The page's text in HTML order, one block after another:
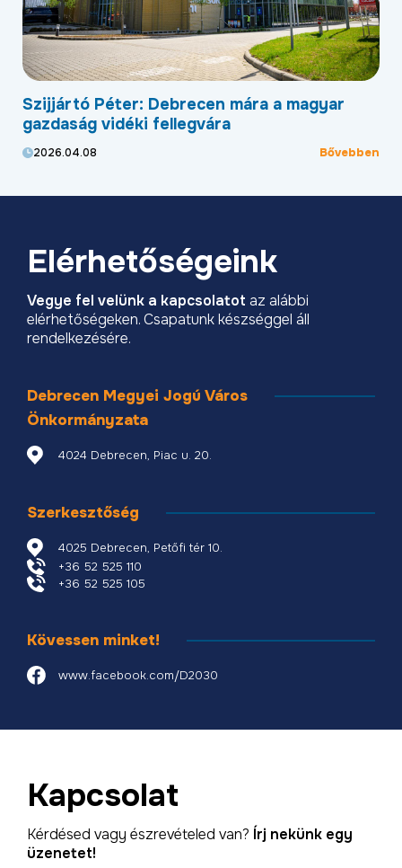
Szijjártó Péter: Debrecen mára a magyar
gazdaság vidéki fellegvára
2026.04.08 Bővebben
Elérhetőségeink
Vegye fel velünk a kapcsolatot az alábbi
elérhetőségeken. Csapatunk készséggel áll
rendelkezésére.
Debrecen Megyei Jogú Város
Önkormányzata
4024 Debrecen, Piac u. 20.
Szerkesztőség
4025 Debrecen, Petőfi tér 10.
+36 52 525 110
+36 52 525 105
Kövessen minket!
www.facebook.com/D2030
Kapcsolat
Kérdésed vagy észrevételed van? Írj nekünk egy
üzenetet!